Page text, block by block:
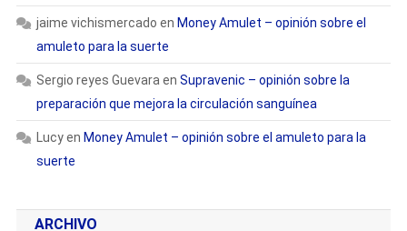
jaime vichismercado en Money Amulet – opinión sobre el
amuleto para la suerte
Sergio reyes Guevara en Supravenic – opinión sobre la
preparación que mejora la circulación sanguínea
Lucyen Money Amulet – opinión sobre el amuleto para la
suerte
ARCHIVO